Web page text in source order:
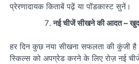
प्रेरणादायक किताबें पढ़ें या पॉडकास्ट सुनें।
नई चीजें सीखने की आदत –
हर दिन कुछ नया सीखना सफलता की कुंजी
स्किल्स को अपग्रेड करने के लिए रोज़ नई